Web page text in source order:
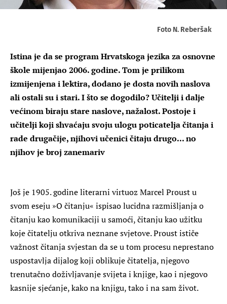
Foto N. Reberšak
Istina je da se program Hrvatskoga jezika za osnovne
škole mijenjao 2006. godine. Tom je prilikom
izmijenjena i lektira, dodano je dosta novih naslova
ali ostali su i stari. I što se dogodilo? Učitelji i dalje
većinom biraju stare naslove, nažalost. Postoje i
učitelji koji shvaćaju svoju ulogu poticatelja čitanja i
rade drugačije, njihovi učenici čitaju drugo... no
njihov je broj zanemariv
Još je 1905. godine literarni virtuoz Marcel Proust u
svom eseju »O čitanju« ispisao lucidna razmišljanja o
čitanju kao komunikaciji u samoći, čitanju kao užitku
koje čitatelju otkriva neznane svjetove. Proust ističe
važnost čitanja svjestan da se u tom procesu neprestano
uspostavlja dijalog koji oblikuje čitatelja, njegovo
trenutačno doživljavanje svijeta i knjige, kao i njegovo
kasnije sjećanje, kako na knjigu, tako i na sam život.